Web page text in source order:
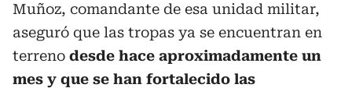
Muñoz, comandante de esa unidad militar,
aseguró que las tropas ya se encuentran en
terreno desde hace aproximadamente un
mes y que se han fortalecido las